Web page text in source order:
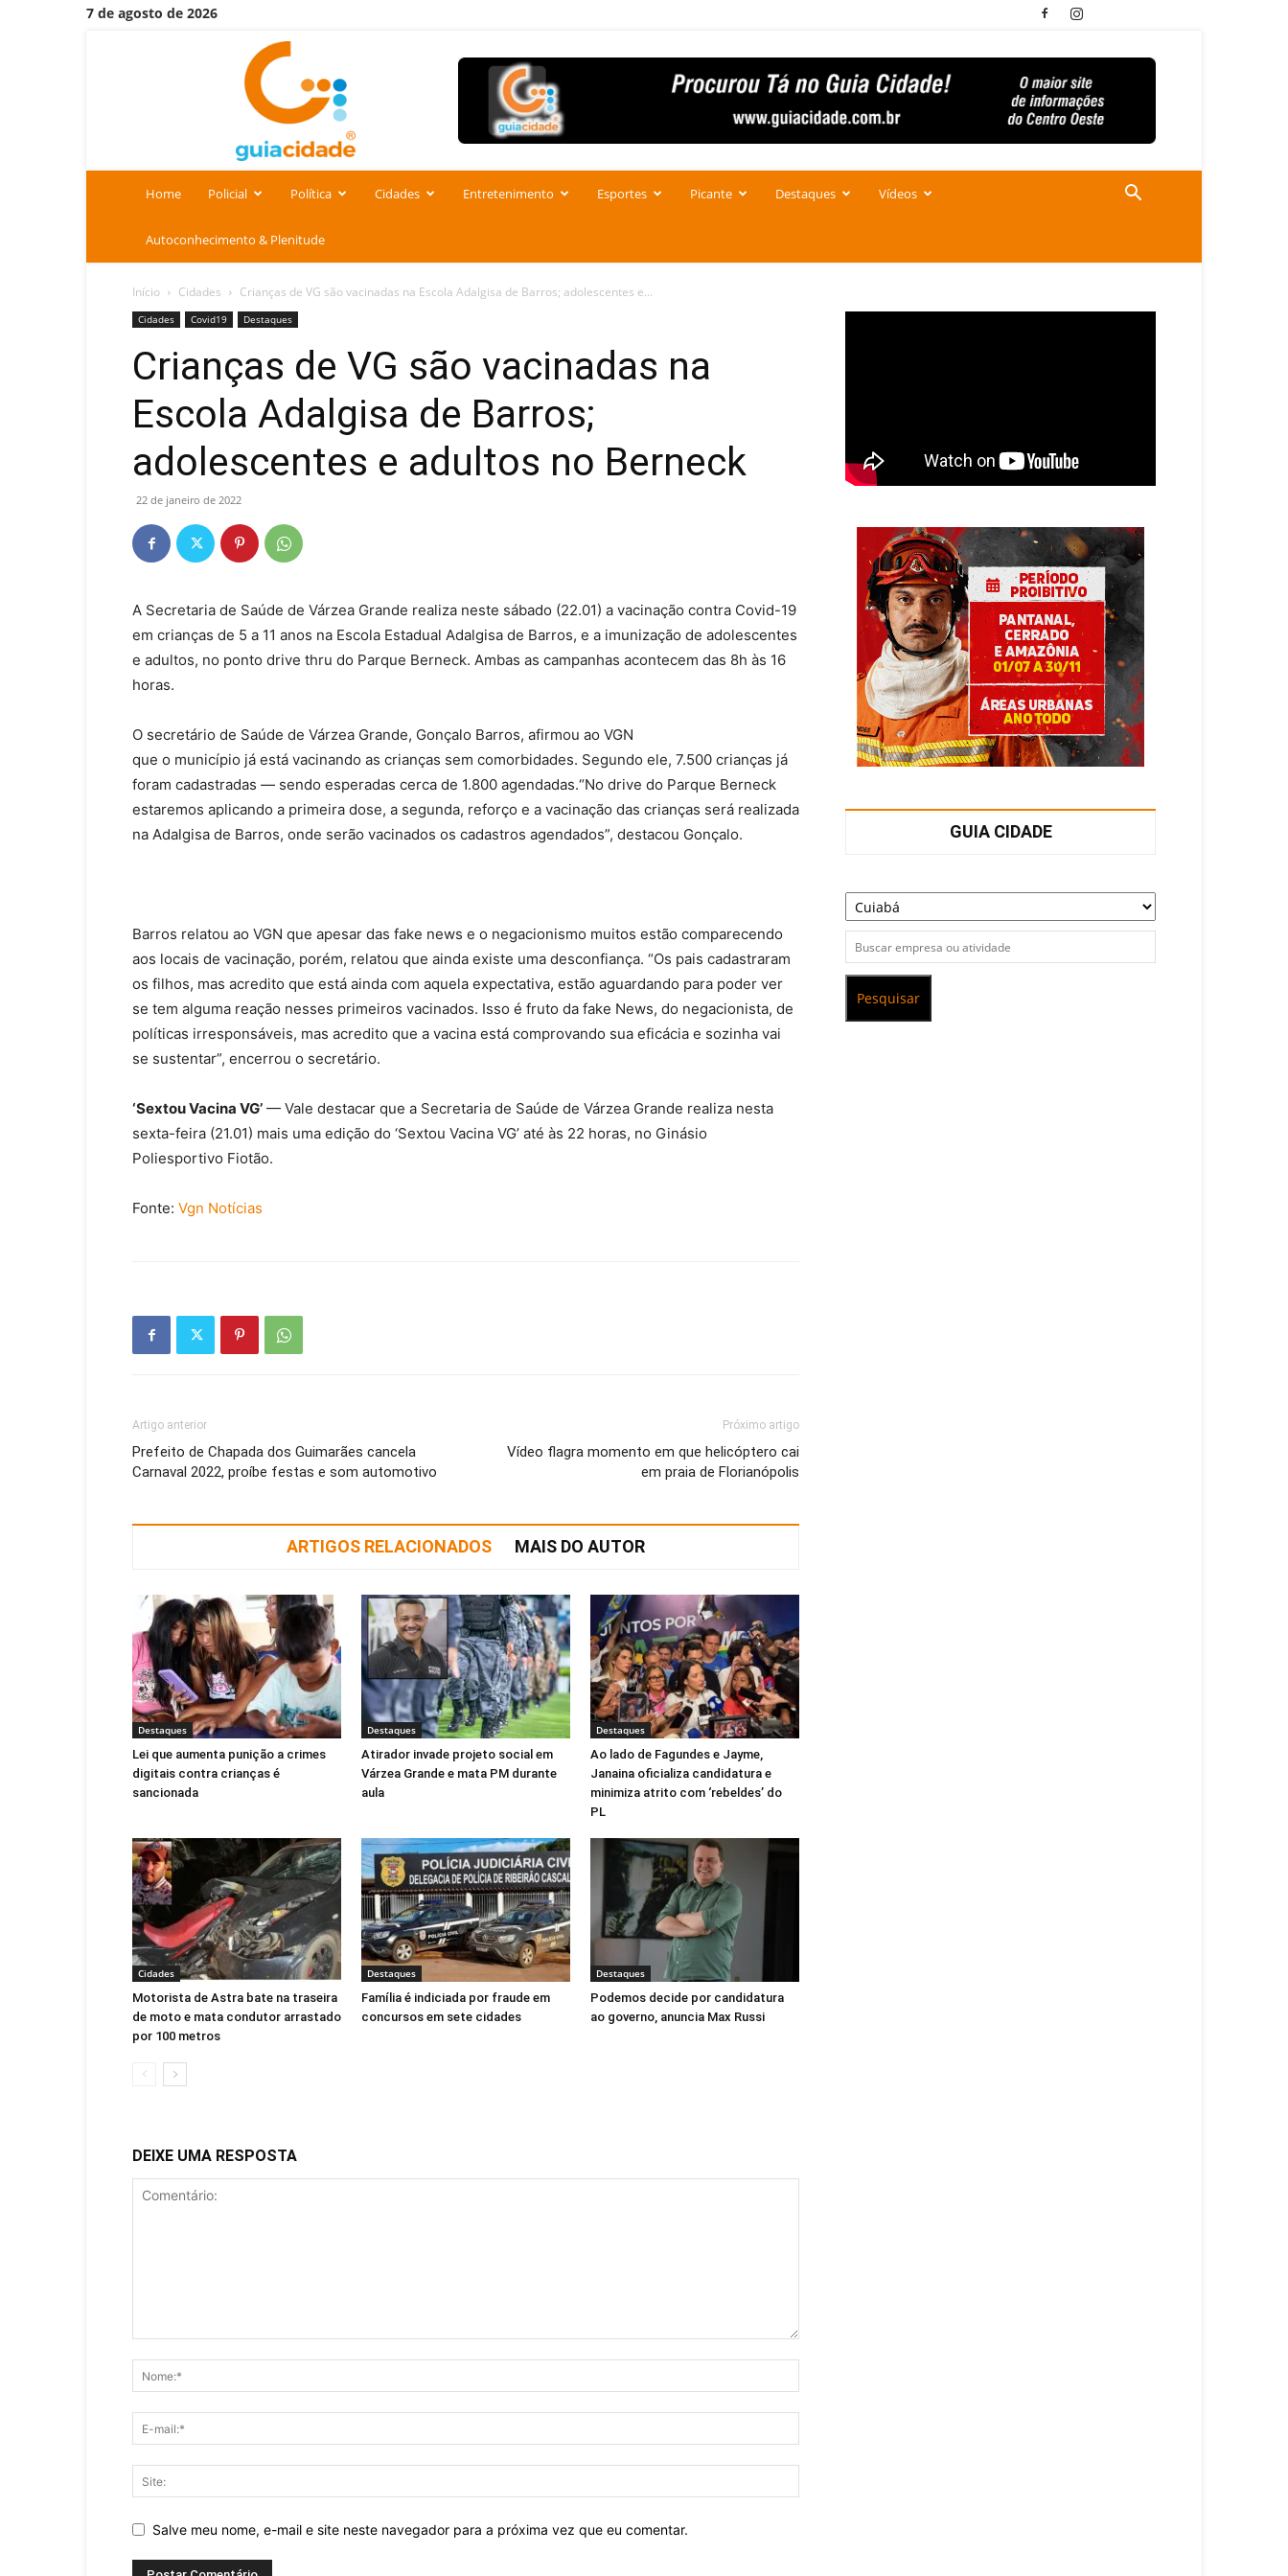
7 de agosto de 2026
Home Policial Política Cidades Entretenimento Esportes Picante Destaques Vídeos
Autoconhecimento & Plenitude
Início Cidades Crianças de VG são vacinadas na Escola Adalgisa de Barros; adolescentes e...
Cidades Covid19 Destaques
Crianças de VG são vacinadas na
Escola Adalgisa de Barros;
adolescentes e adultos no Berneck
22 de janeiro de 2022
A Secretaria de Saúde de Várzea Grande realiza neste sábado (22.01) a vacinação contra Covid-19
em crianças de 5 a 11 anos na Escola Estadual Adalgisa de Barros, e a imunização de adolescentes
e adultos, no ponto drive thru do Parque Berneck. Ambas as campanhas acontecem das 8h às 16
horas.
O secretário de Saúde de Várzea Grande, Gonçalo Barros, afirmou ao VGN
que o município já está vacinando as crianças sem comorbidades. Segundo ele, 7.500 crianças já
foram cadastradas — sendo esperadas cerca de 1.800 agendadas.“No drive do Parque Berneck
estaremos aplicando a primeira dose, a segunda, reforço e a vacinação das crianças será realizada
na Adalgisa de Barros, onde serão vacinados os cadastros agendados”, destacou Gonçalo.
Barros relatou ao VGN que apesar das fake news e o negacionismo muitos estão comparecendo
aos locais de vacinação, porém, relatou que ainda existe uma desconfiança. “Os pais cadastraram
os filhos, mas acredito que está ainda com aquela expectativa, estão aguardando para poder ver
se tem alguma reação nesses primeiros vacinados. Isso é fruto da fake News, do negacionista, de
políticas irresponsáveis, mas acredito que a vacina está comprovando sua eficácia e sozinha vai
se sustentar”, encerrou o secretário.
‘Sextou Vacina VG’ — Vale destacar que a Secretaria de Saúde de Várzea Grande realiza nesta
sexta-feira (21.01) mais uma edição do ‘Sextou Vacina VG’ até às 22 horas, no Ginásio
Poliesportivo Fiotão.
Fonte: Vgn Notícias
Artigo anterior
Prefeito de Chapada dos Guimarães cancela
Carnaval 2022, proíbe festas e som automotivo
Próximo artigo
Vídeo flagra momento em que helicóptero cai
em praia de Florianópolis
ARTIGOS RELACIONADOS MAIS DO AUTOR
Destaques
Lei que aumenta punição a crimes
digitais contra crianças é
sancionada
Destaques
Atirador invade projeto social em
Várzea Grande e mata PM durante
aula
Destaques
Ao lado de Fagundes e Jayme,
Janaina oficializa candidatura e
minimiza atrito com ‘rebeldes’ do
PL
Cidades
Motorista de Astra bate na traseira
de moto e mata condutor arrastado
por 100 metros
Destaques
Família é indiciada por fraude em
concursos em sete cidades
Destaques
Podemos decide por candidatura
ao governo, anuncia Max Russi
DEIXE UMA RESPOSTA
Salve meu nome, e-mail e site neste navegador para a próxima vez que eu comentar.
GUIA CIDADE
Pesquisar